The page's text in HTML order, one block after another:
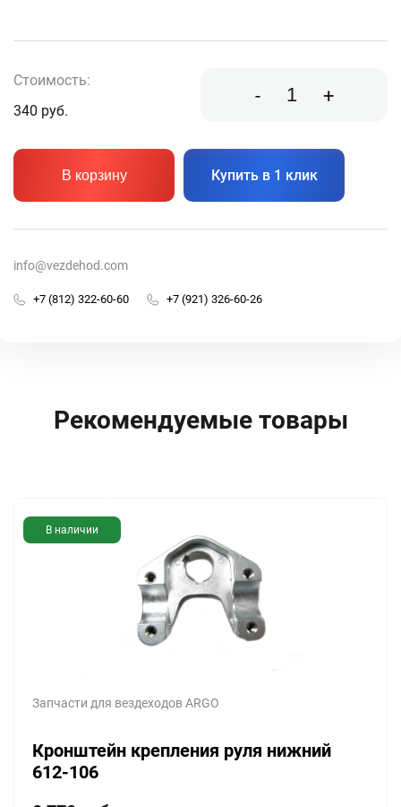
Стоимость:
340 руб.
- +
В корзину Купить в 1 клик
info@vezdehod.com
+7 (812) 322-60-60 +7 (921) 326-60-26
Рекомендуемые товары
В наличии
Запчасти для вездеходов ARGO
Кронштейн крепления руля нижний
612-106